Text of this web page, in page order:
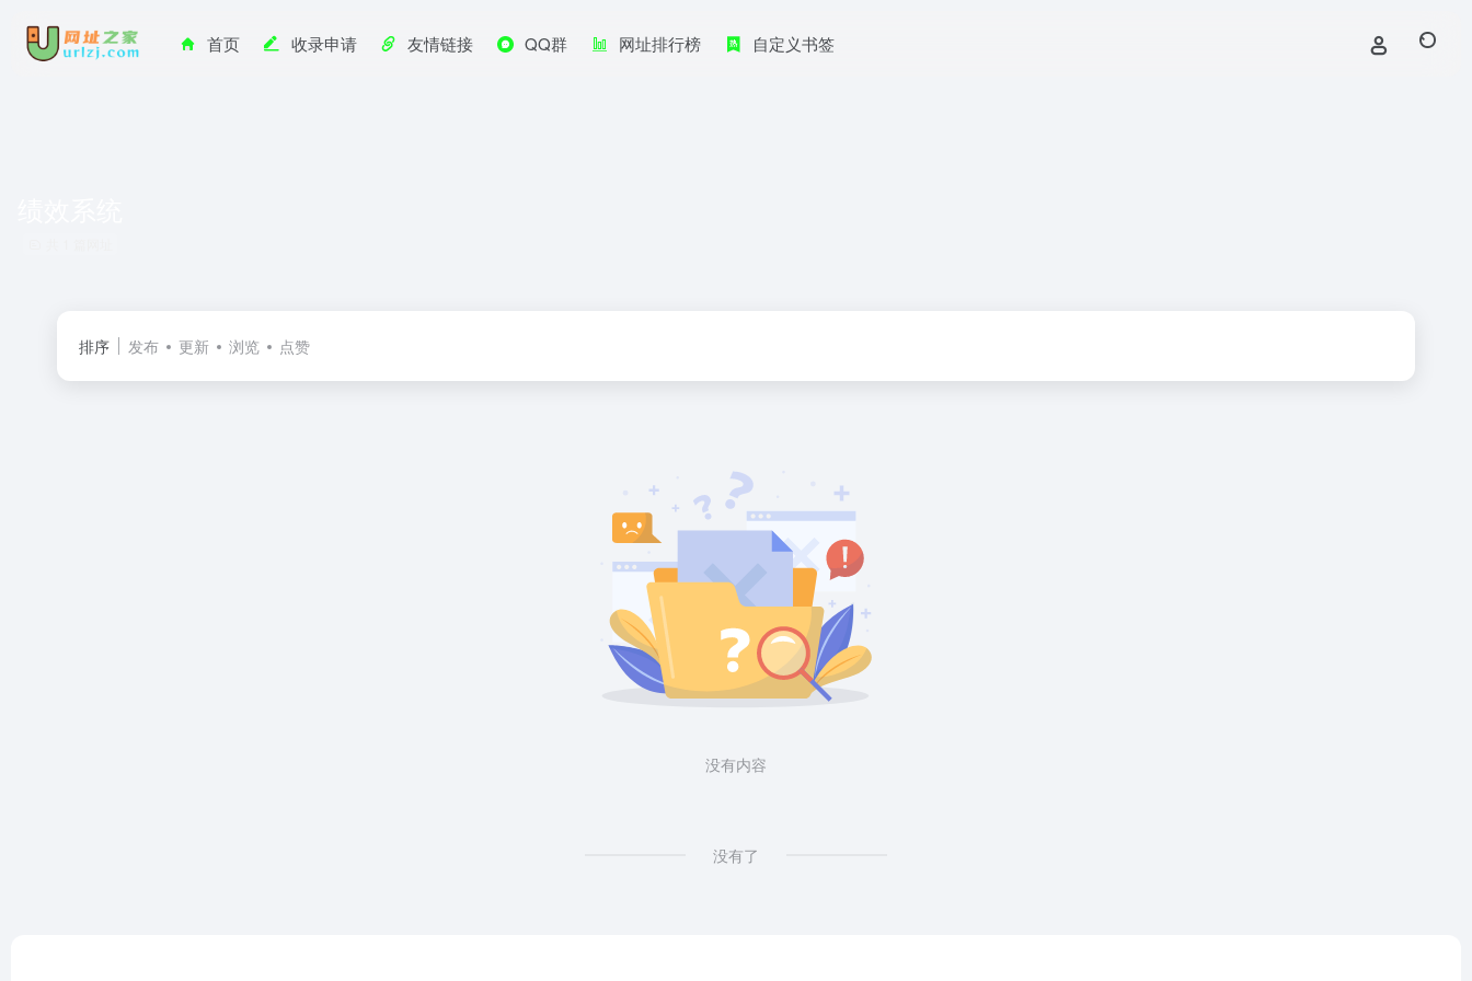
首页 收录申请 友情链接 QQ群 网址排行榜 自定义书签
排序 发布 更新 浏览 点赞
没有内容
没有了